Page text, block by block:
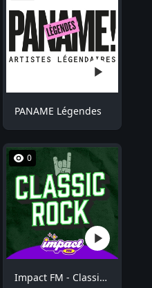
PANAME Légendes
0
Impact FM - Classic Rock